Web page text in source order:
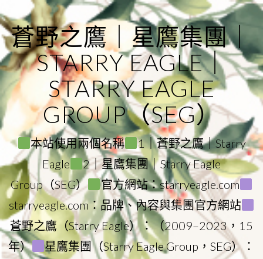
to
content
蒼野之鷹｜星鷹集團｜
STARRY EAGLE｜
STARRY EAGLE
GROUP（SEG）
本站使用兩個名稱
1｜蒼野之鷹｜Starry
Eagle
2｜星鷹集團｜Starry Eagle
Group（SEG）
官方網站：starryeagle.com
starryeagle.com：品牌、內容與集團官方網站
蒼野之鷹（Starry Eagle）：（2009–2023，15
年）
星鷹集團（Starry Eagle Group，SEG）：